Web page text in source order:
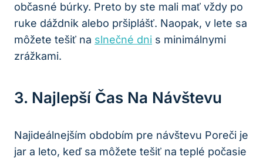
občasné búrky. Preto ⁢by ste mali⁣ mať⁤ vždy po
ruke ‌dáždnik alebo pršiplášť. Naopak, v ⁤lete⁤ sa
môžete ​tešiť⁤ na ⁤ slnečné dni ‌ s minimálnymi
zrážkami.
3. Najlepší Čas ⁢na Návštevu
Najideálnejším‍ obdobím pre návštevu Poreči je
jar a ⁢leto, ⁣keď sa môžete tešiť na⁤ teplé počasie